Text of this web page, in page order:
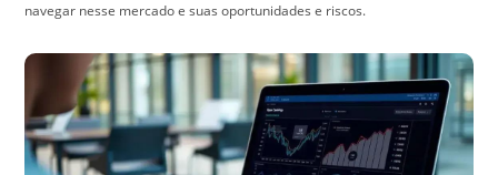
navegar nesse mercado e suas oportunidades e riscos.